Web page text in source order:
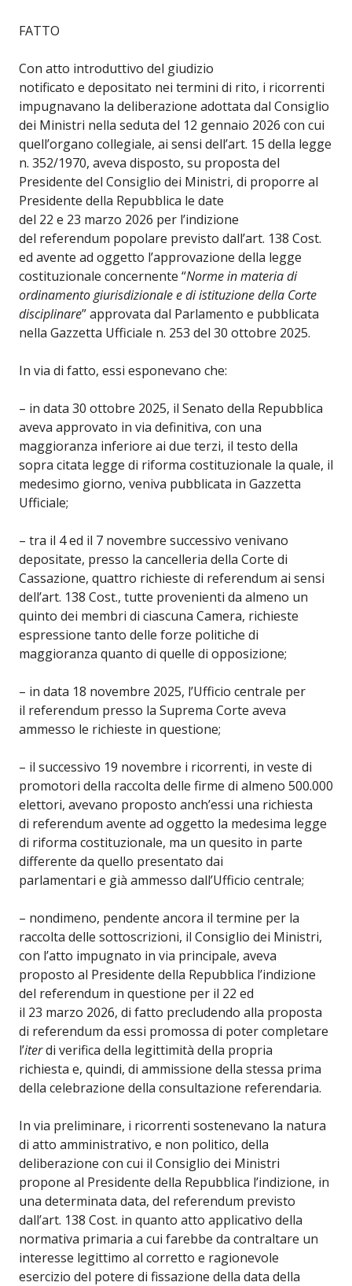
FATTO
Con atto introduttivo del giudizio
notificato e depositato nei termini di rito, i ricorrenti
impugnavano la deliberazione adottata dal Consiglio
dei Ministri nella seduta del 12 gennaio 2026 con cui
quell’organo collegiale, ai sensi dell’art. 15 della legge
n. 352/1970, aveva disposto, su proposta del
Presidente del Consiglio dei Ministri, di proporre al
Presidente della Repubblica le date
del 22 e 23 marzo 2026 per l’indizione
del referendum popolare previsto dall’art. 138 Cost.
ed avente ad oggetto l’approvazione della legge
costituzionale concernente “Norme in materia di
ordinamento giurisdizionale e di istituzione della Corte
disciplinare” approvata dal Parlamento e pubblicata
nella Gazzetta Ufficiale n. 253 del 30 ottobre 2025.
In via di fatto, essi esponevano che:
– in data 30 ottobre 2025, il Senato della Repubblica
aveva approvato in via definitiva, con una
maggioranza inferiore ai due terzi, il testo della
sopra citata legge di riforma costituzionale la quale, il
medesimo giorno, veniva pubblicata in Gazzetta
Ufficiale;
– tra il 4 ed il 7 novembre successivo venivano
depositate, presso la cancelleria della Corte di
Cassazione, quattro richieste di referendum ai sensi
dell’art. 138 Cost., tutte provenienti da almeno un
quinto dei membri di ciascuna Camera, richieste
espressione tanto delle forze politiche di
maggioranza quanto di quelle di opposizione;
– in data 18 novembre 2025, l’Ufficio centrale per
il referendum presso la Suprema Corte aveva
ammesso le richieste in questione;
– il successivo 19 novembre i ricorrenti, in veste di
promotori della raccolta delle firme di almeno 500.000
elettori, avevano proposto anch’essi una richiesta
di referendum avente ad oggetto la medesima legge
di riforma costituzionale, ma un quesito in parte
differente da quello presentato dai
parlamentari e già ammesso dall’Ufficio centrale;
– nondimeno, pendente ancora il termine per la
raccolta delle sottoscrizioni, il Consiglio dei Ministri,
con l’atto impugnato in via principale, aveva
proposto al Presidente della Repubblica l’indizione
del referendum in questione per il 22 ed
il 23 marzo 2026, di fatto precludendo alla proposta
di referendum da essi promossa di poter completare
l’iterdi verifica della legittimità della propria
richiesta e, quindi, di ammissione della stessa prima
della celebrazione della consultazione referendaria.
In via preliminare, i ricorrenti sostenevano la natura
di atto amministrativo, e non politico, della
deliberazione con cui il Consiglio dei Ministri
propone al Presidente della Repubblica l’indizione, in
una determinata data, del referendum previsto
dall’art. 138 Cost. in quanto atto applicativo della
normativa primaria a cui farebbe da contraltare un
interesse legittimo al corretto e ragionevole
esercizio del potere di fissazione della data della